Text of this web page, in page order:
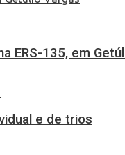
ERS-135, em
e de trios